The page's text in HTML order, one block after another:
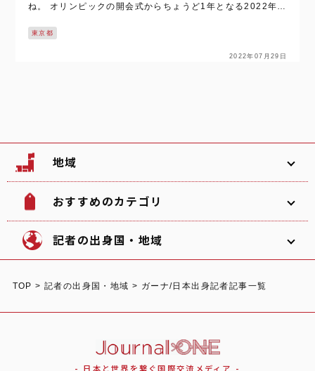
ね。 オリンピックの開会式からちょうど1年となる2022年7
パラリンピック1周…
東京都
2022年07月29日
地域
韓国 北海道
おすすめのカテゴリ
記者の出身国・地域
ガーナ/日本
TOP > 記者の出身国・地域 > ガーナ/日本出身記者記事一覧
- 日本と世界を繋ぐ国際交流メディア -